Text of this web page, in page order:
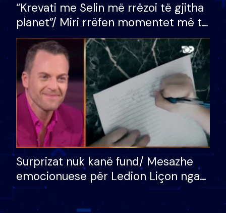
“Krevati me Selin më rrëzoi të gjitha
planet”/ Miri rrëfen momentet më të
bukura në shtëpinë e BB VIP: Do më
mungojë zilja e mëngjesit kur…
Surprizat nuk kanë fund/ Mesazhe
emocionuese për Ledion Liçon nga
nëna dhe fëmijët e tij, moderatori
nuk i mban dot lotët: Nuk meritoj…